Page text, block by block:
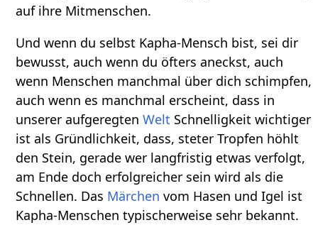
auf ihre Mitmenschen.
Und wenn du selbst Kapha-Mensch bist, sei dir
bewusst, auch wenn du öfters aneckst, auch
wenn Menschen manchmal über dich schimpfen,
auch wenn es manchmal erscheint, dass in
unserer aufgeregtenWelt Schnelligkeit wichtiger
ist als Gründlichkeit, dass, steter Tropfen höhlt
den Stein, gerade wer langfristig etwas verfolgt,
am Ende doch erfolgreicher sein wird als die
Schnellen. Das Märchen vom Hasen und Igel ist
Kapha-Menschen typischerweise sehr bekannt.